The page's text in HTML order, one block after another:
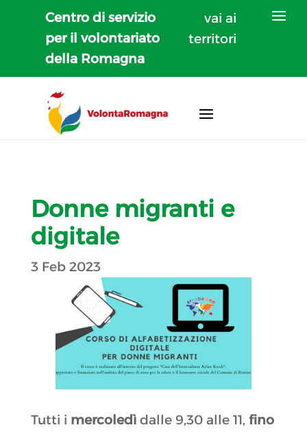
Centro di servizio
per il volontariato
della Romagna
vai ai
territori
Donne migranti e
digitale
3 Feb 2023
Tutti i mercoledìdalle 9,30 alle 11, fino